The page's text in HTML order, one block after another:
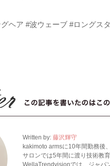
ヘア #波ウェーブ #ロングス
Written by: 藤沢輝守
kakimoto armsに10年間勤務後
サロンでは5年間に渡り技術教